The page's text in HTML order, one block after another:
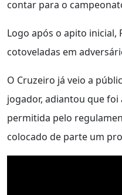
contar para o
Logo após o apito inicial,
cotoveladas em
O Cruzeiro já veio a
jogador, adiantou que
permitida pelo
colocado de parte um